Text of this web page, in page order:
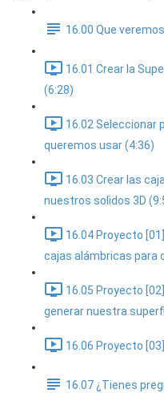
16.00 Que
16.01 Crear la
(6:28)
16.02 Seleccionar
queremos usar (4:36)
16.03 Crear las
nuestros solidos 3D
16.04 Proyecto
cajas alámbricas para
16.05 Proyecto
generar nuestra
16.06 Proyecto
16.07 ¿Tienes